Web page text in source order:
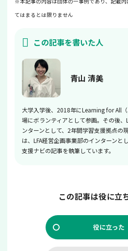
てはまるとは限りません
この記事を書いた人
青山 清美
大学入学後、2018年にLearning for All
場にボランティアとして参画。その後、
ンターンとして、2年間学習支援拠点の
は、LFA経営企画事業部のインターンと
支援ナビの記事を執筆しています。
この記事は役に立
役に立った